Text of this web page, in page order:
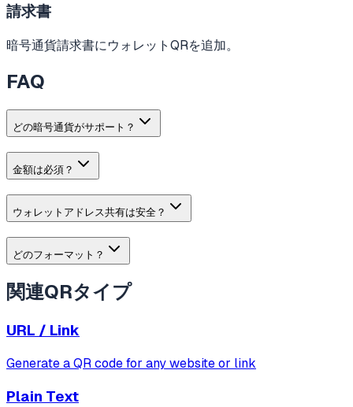
請求書
暗号通貨請求書にウォレットQRを追加。
FAQ
どの暗号通貨がサポート？
金額は必須？
ウォレットアドレス共有は安全？
どのフォーマット？
関連QRタイプ
URL / Link
Generate a QR code for any website or link
Plain Text